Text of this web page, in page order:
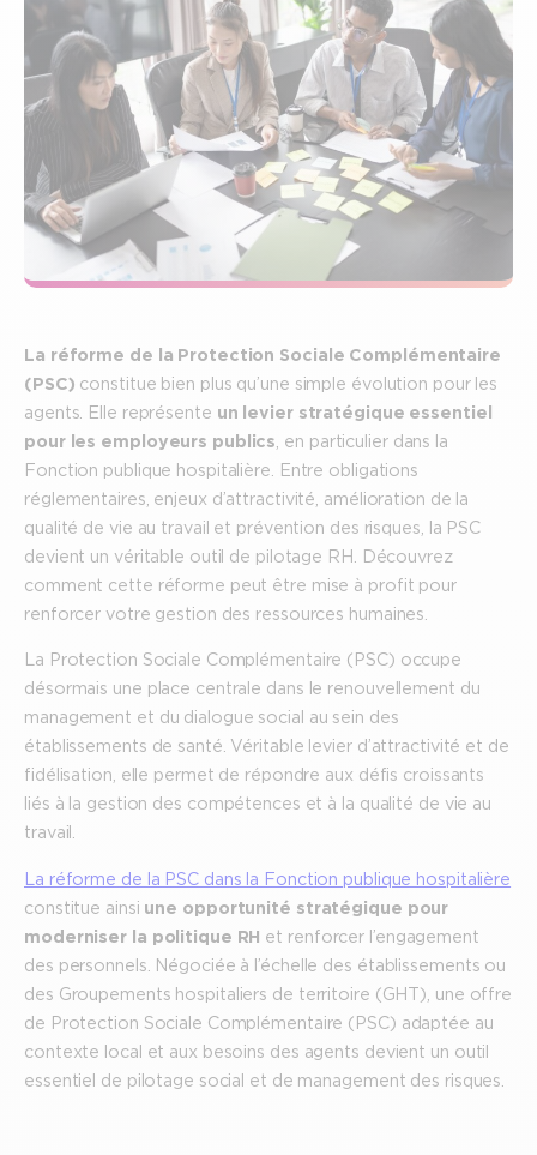
La réforme de la Protection Sociale Complémentaire
(PSC) constitue bien plus qu’une simple évolution pour les
agents. Elle représente un levier stratégique essentiel
pour les employeurs publics , en particulier dans la
Fonction publique hospitalière. Entre obligations
réglementaires, enjeux d’attractivité, amélioration de la
qualité de vie au travail et prévention des risques, la PSC
devient un véritable outil de pilotage RH. Découvrez
comment cette réforme peut être mise à profit pour
renforcer votre gestion des ressources humaines.
La Protection Sociale Complémentaire (PSC) occupe
désormais une place centrale dans le renouvellement du
management et du dialogue social au sein des
établissements de santé. Véritable levier d’attractivité et de
fidélisation, elle permet de répondre aux défis croissants
liés à la gestion des compétences et à la qualité de vie au
travail.
La réforme de la PSC dans la Fonction publique hospitalière
constitue ainsi une opportunité stratégique pour
moderniser la politique RH et renforcer l’engagement
des personnels. Négociée à l’échelle des établissements ou
des Groupements hospitaliers de territoire (GHT), une offre
de Protection Sociale Complémentaire (PSC) adaptée au
contexte local et aux besoins des agents devient un outil
essentiel de pilotage social et de management des risques.